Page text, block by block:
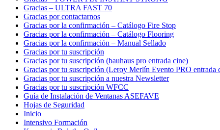
Gracias – ULTRA FAST 70
Gracias por contactarnos
Gracias por la confirmación – Catálogo Fire Stop
Gracias por la confirmación – Catálogo Flooring
Gracias por la confirmación – Manual Sellado
Gracias por tu suscripción
Gracias por tu suscripción (bauhaus pro entrada cine)
Gracias por tu suscripción (Leroy Merlín Evento PRO entrada
Gracias por tu suscripción a nuestra Newsletter
Gracias por tu suscripción WFCC
Guía de Instalación de Ventanas ASEFAVE
Hojas de Seguridad
Inicio
Intensivo Formación